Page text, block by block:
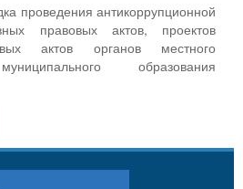
проведения антикоррупционной
правовых актов, проектов
актов органов местного
образования